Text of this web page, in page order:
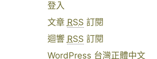
登入
文章 RSS 訂閱
迴響 RSS 訂閱
WordPress 台灣正體中文